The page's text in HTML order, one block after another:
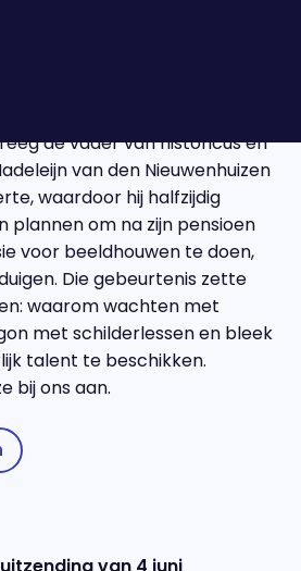
de vader van historicus en
van den Nieuwenhuizen
waardoor hij halfzijdig
plannen om na zijn pensioen
voor beeldhouwen te doen,
Die gebeurtenis zette
waarom wachten met
met schilderlessen en bleek
talent te beschikken.
bij ons aan.